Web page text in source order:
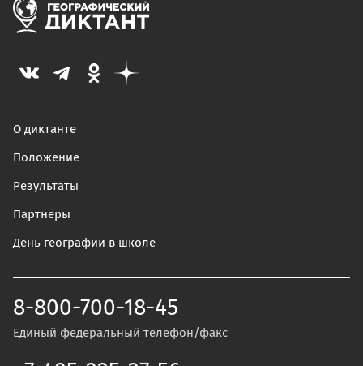
О диктанте
Положение
Результаты
Партнеры
День географии в школе
8-800-700-18-45
Единый федеральный телефон/факс